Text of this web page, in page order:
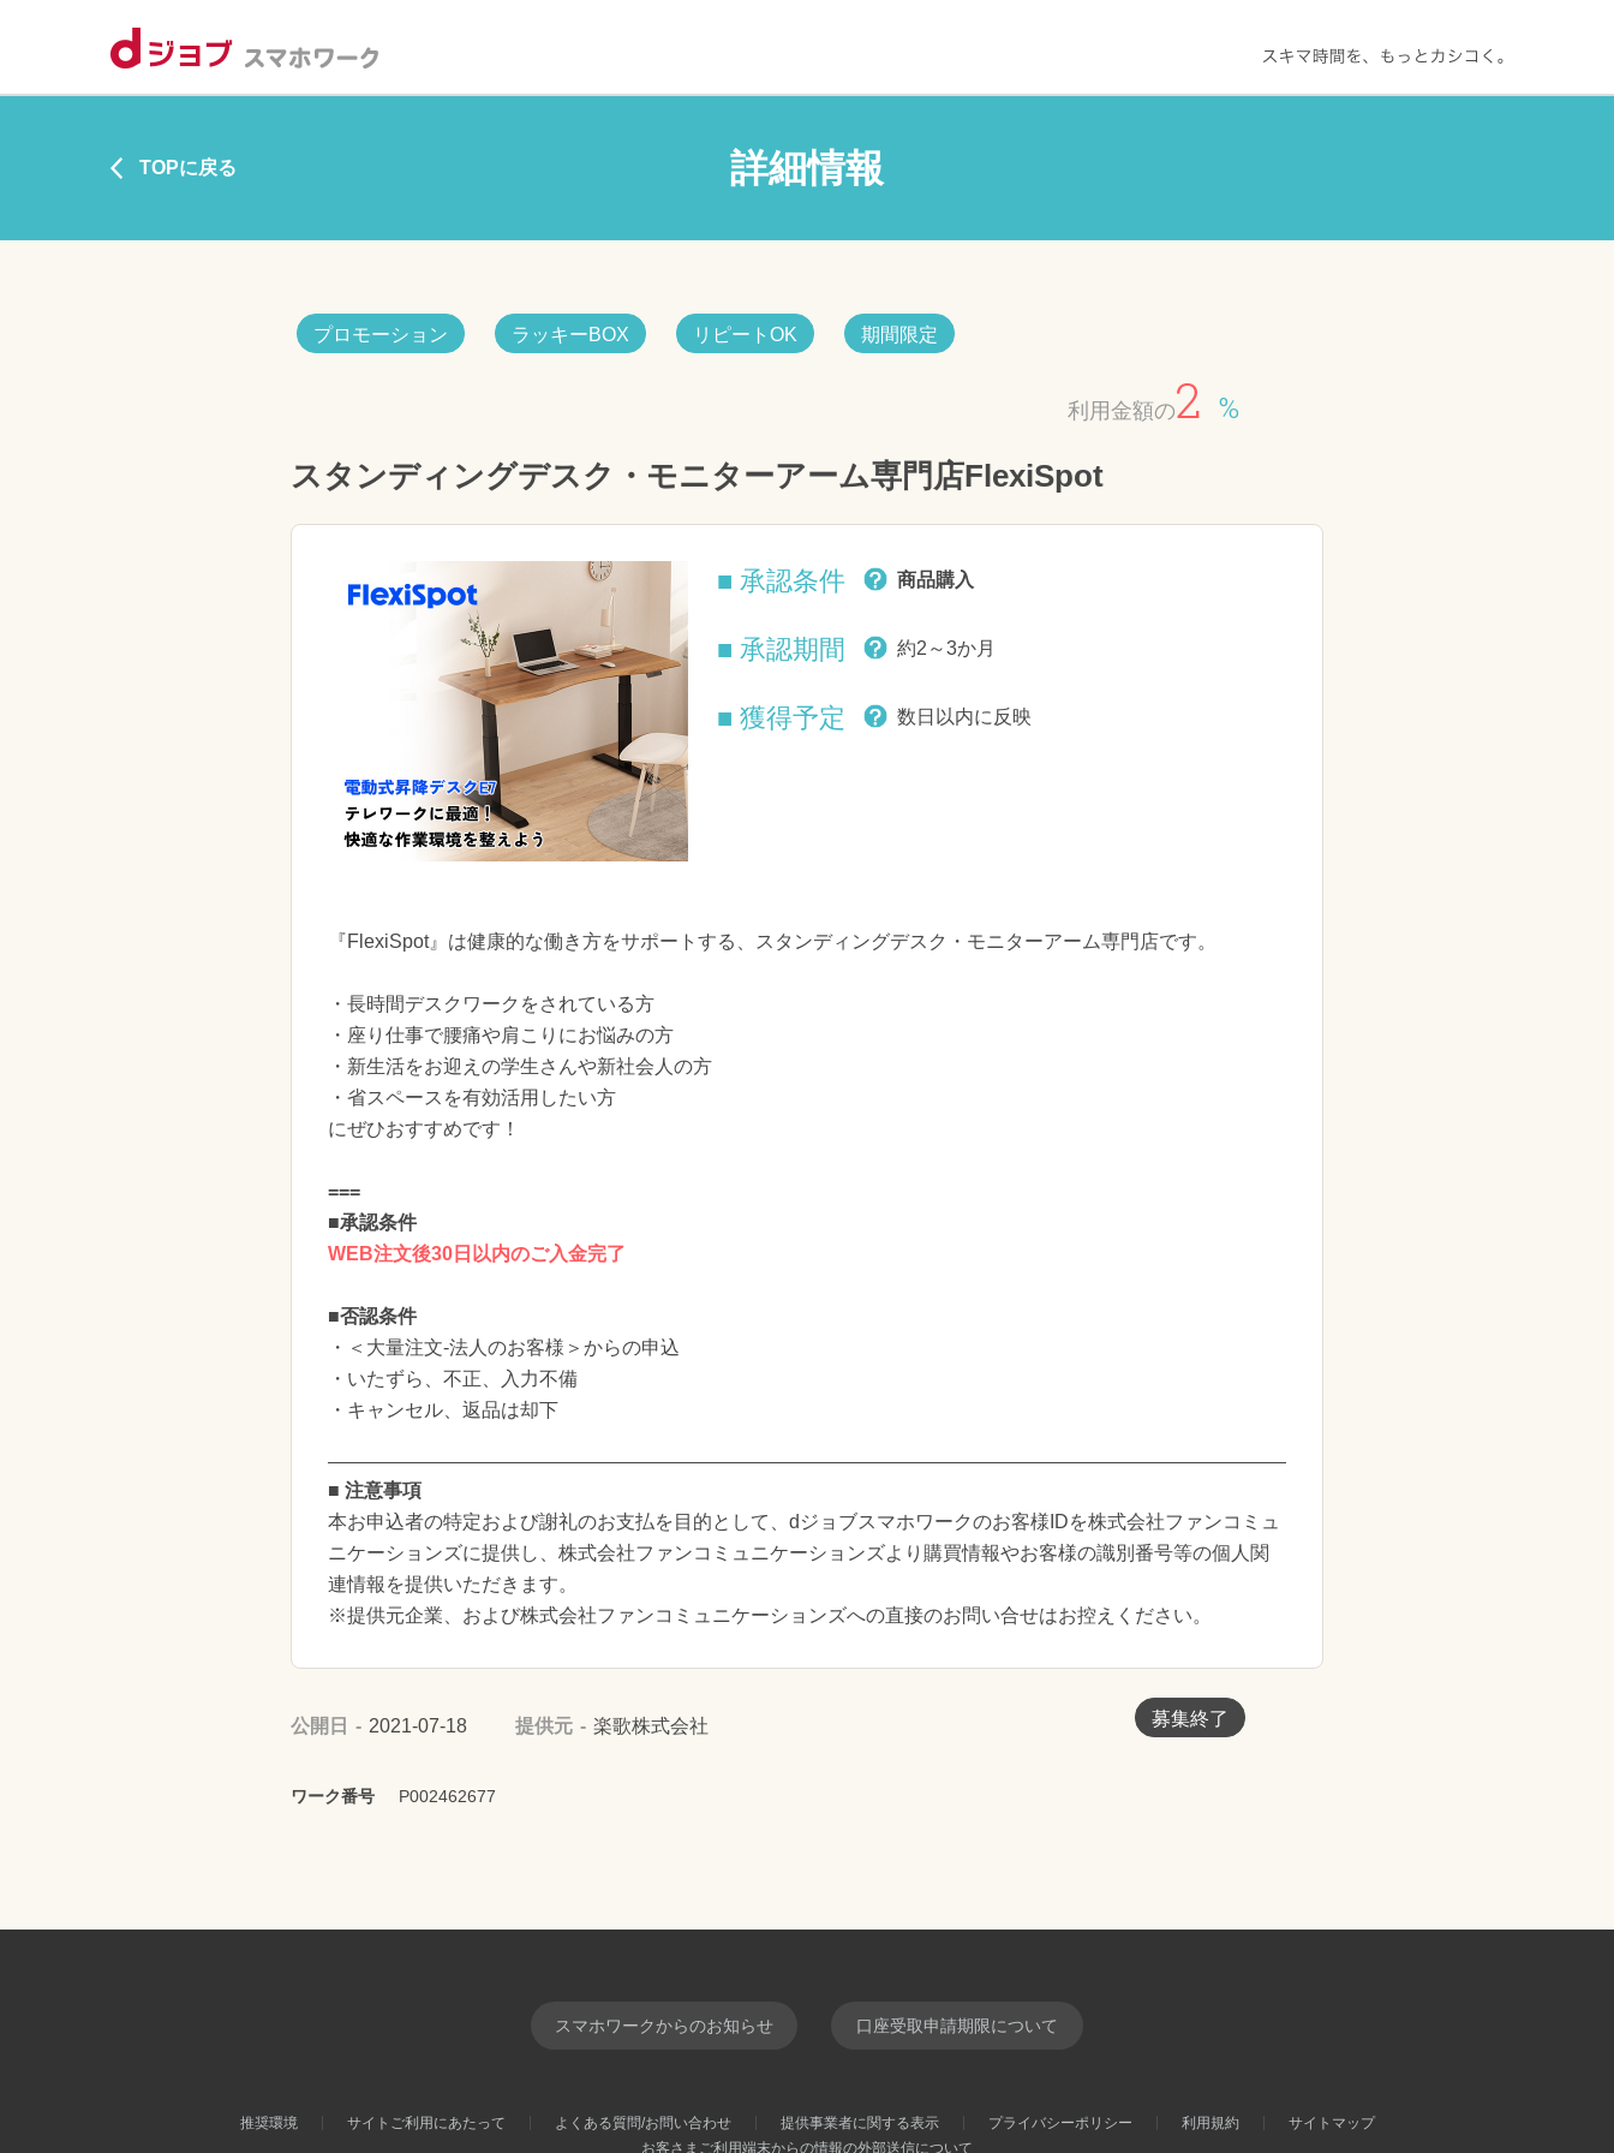
詳細情報
TOPに戻る
プロモーション ラッキーBOX リピートOK 期間限定
利用金額の2 %
スタンディングデスク・モニターアーム専門店FlexiSpot
■ 承認条件 商品購入
■ 承認期間 約2～3か月
■ 獲得予定 数日以内に反映
『FlexiSpot』は健康的な働き方をサポートする、スタンディングデスク・モニターアーム専門店です。
・長時間デスクワークをされている方
・座り仕事で腰痛や肩こりにお悩みの方
・新生活をお迎えの学生さんや新社会人の方
・省スペースを有効活用したい方
にぜひおすすめです！
===
■承認条件
WEB注文後30日以内のご入金完了
■否認条件
・＜大量注文-法人のお客様＞からの申込
・いたずら、不正、入力不備
・キャンセル、返品は却下
■ 注意事項
本お申込者の特定および謝礼のお支払を目的として、dジョブスマホワークのお客様IDを株式会社ファンコミュ
ニケーションズに提供し、株式会社ファンコミュニケーションズより購買情報やお客様の識別番号等の個人関
連情報を提供いただきます。
※提供元企業、および株式会社ファンコミュニケーションズへの直接のお問い合せはお控えください。
募集終了
公開日 2021-07-18 提供元 楽歌株式会社
ワーク番号 P002462677
スマホワークからのお知らせ 口座受取申請期限について
推奨環境 サイトご利用にあたって よくある質問/お問い合わせ 提供事業者に関する表示 プライバシーポリシー 利用規約
サイトマップ
お客さまご利用端末からの情報の外部送信について